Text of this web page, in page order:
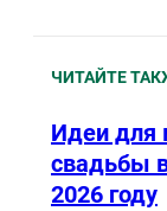
ЧИТАЙТЕ
Идеи для
свадьбы
2026 году